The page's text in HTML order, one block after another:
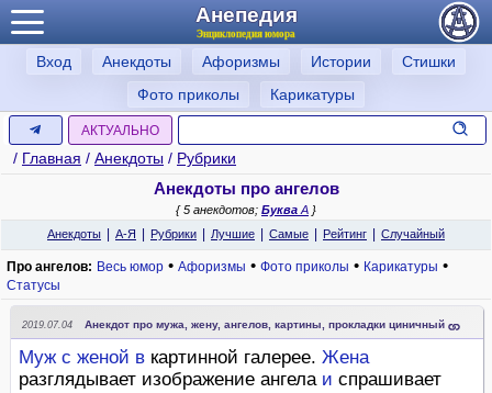
Анепедия
Энциклопедия юмора
Вход Анекдоты Афоризмы Истории
Стишки
Фото приколы
Карикатуры
АКТУАЛЬНО
/ Главная / Анекдоты / Рубрики
Анекдоты про ангелов
{ 5 анекдотов; Буква А }
Анекдоты
А-Я Рубрики Лучшие Самые Рейтинг Случайный
Про ангелов: Весь юмор • Афоризмы • Фото приколы • Карикатуры •
Статусы
2019.07.04 Анекдот про мужа, жену, ангелов, картины, прокладки циничный
Муж с женой в картинной галерее. Жена
разглядывает изображение ангела и спрашивает